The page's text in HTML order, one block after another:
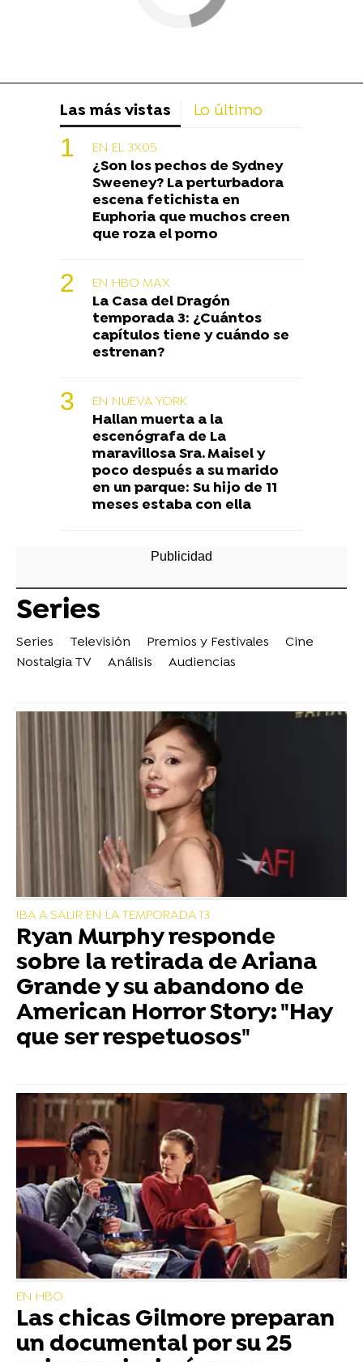
Las más vistas Lo último
EN EL 3X05
¿Son los pechos de Sydney
Sweeney? La perturbadora
escena fetichista en
Euphoria que muchos creen
que roza el porno
EN HBO MAX
La Casa del Dragón
temporada 3: ¿Cuántos
capítulos tiene y cuándo se
estrenan?
EN NUEVA YORK
Hallan muerta a la
escenógrafa de La
maravillosa Sra. Maisel y
poco después a su marido
en un parque: Su hijo de 11
meses estaba con ella
Series
Series Televisión Premios y Festivales
Cine
Nostalgia TV
Análisis Audiencias
IBA A SALIR EN LA TEMPORADA 13
Ryan Murphy responde
sobre la retirada de Ariana
Grande y su abandono de
American Horror Story: "Hay
que ser respetuosos"
EN HBO
Las chicas Gilmore preparan
un documental por su 25